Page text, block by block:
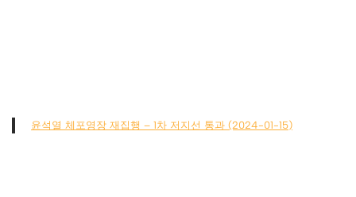
윤석열 체포영장 재집행 – 1차 저지선 통과 (2024-01-15)